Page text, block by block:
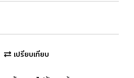
เปรียบเทียบ